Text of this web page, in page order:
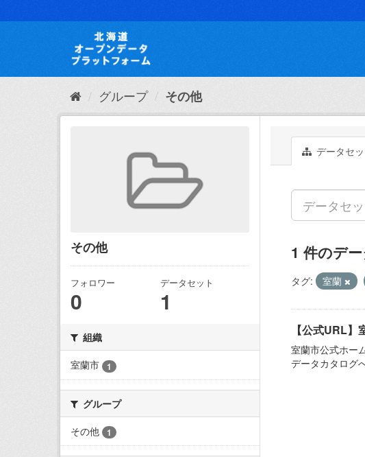
キ
て
グループ その他
その他
フォロワー
0
データセット
1
組織
室蘭市
1
グループ
その他
1
データセッ
1 件のデ
タグ: 室蘭
【公式URL
室蘭市公式ホー
データカタログ